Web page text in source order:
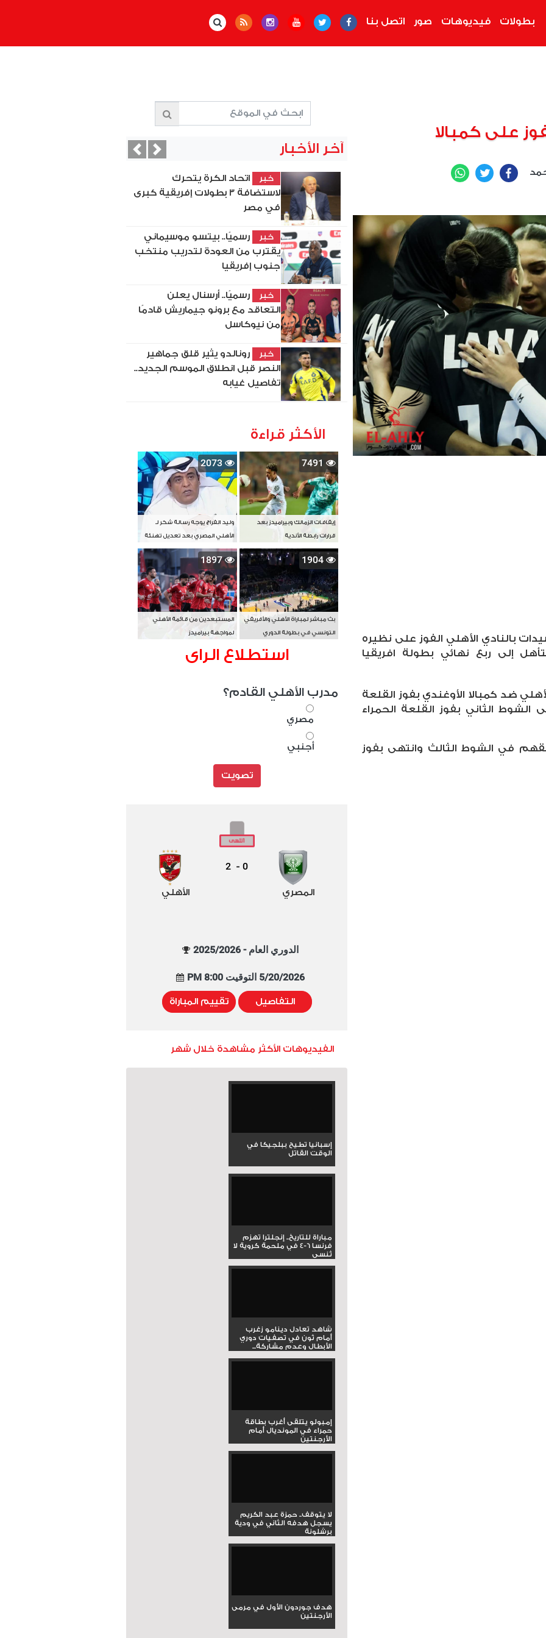
بطولات فيديوهات صور اتصل بنا
على كمبالا
Facebook
Twitter
بالنادي الأهلي الفوز على نظيره
الأوغندي بنتيجة ٣-٠ والتأهل إلى ربع نهائي بطولة افريقيا
ضد كمبالا الأوغندي بفوز القلعة
١٩، بينما انتهى الشوط الثاني بفوز القلعة الحمراء
في الشوط الثالث وانتهى بفوز
آخر الأخبار
خبر
اتحاد الكرة يتحرك
لاستضافة 3 بطولات إفريقية كبرى
في مصر
خبر
رسميًا.. بيتسو موسيماني
يقترب من العودة لتدريب منتخب
جنوب إفريقيا
خبر
رسميًا.. أرسنال يعلن
التعاقد مع برونو جيماريش قادمًا
من نيوكاسل
خبر
رونالدو يثير قلق جماهير
النصر قبل انطلاق الموسم الجديد..
تفاصيل غيابه
PreviousNext
الأكثر قراءة
7491
إيقافات الزمالك وبيراميدز بعد
قرارات رابطة الأندية
2073
وليد الفراج يوجه رسالة شكر لـ
الأهلي المصري بعد تعديل تهنئة
بطل آسيا
1904
بث مباشر لمباراة الأهلي والأفريقي
التونسي في بطولة الدوري
1897
المستبعدين من قائمة الأهلي
لمواجهة بيراميدز
استطلاع الراى
مدرب الأهلي القادم؟
مصري
أجنبي
تصويت
المصري
0
-
2
الأهلي
الدوري العام - 2025/2026
5/20/2026 التوقيت 8:00 PM
التفاصيل تقييم المباراة
الفيديوهات الأكثر مشاهدة خلال شهر
إسبانيا تطيح ببلجيكا في
الوقت القاتل
مباراة للتاريخ.. إنجلترا تهزم
فرنسا 6-4 في ملحمة كروية لا
تُنسى
شاهد تعادل دينامو زغرب
أمام ثون في تصفيات دوري
الأبطال وعدم مشاركة...
إمبولو يتلقى أغرب بطاقة
حمراء في المونديال أمام
الأرجنتين
لا يتوقف.. حمزة عبد الكريم
يسجل هدفه الثاني في ودية
برشلونة
هدف جوردون الأول في مرمى
الأرجنتين